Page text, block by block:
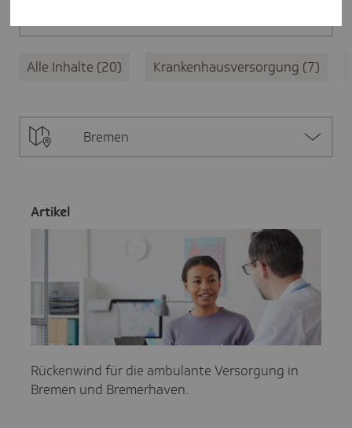
Alle Inhalte 20 Krankenhausversorgung 7
Bremen
Artikel
Rückenwind für die ambulante Versorgung in
Bremen und Bremerhaven.